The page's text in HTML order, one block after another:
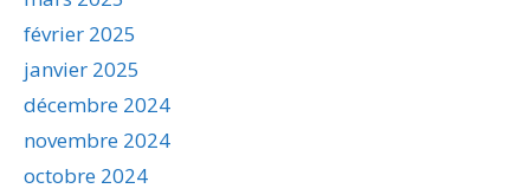
février 2025
janvier 2025
décembre 2024
novembre 2024
octobre 2024